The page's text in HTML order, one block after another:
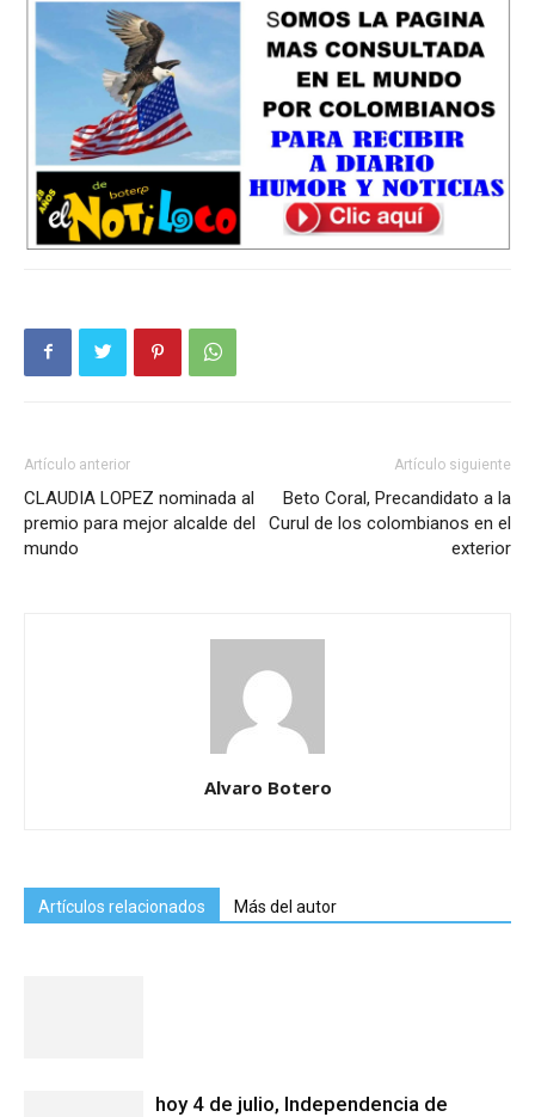
Artículo anterior
CLAUDIA LOPEZ nominada al
premio para mejor alcalde del
mundo
Artículo siguiente
Beto Coral, Precandidato a la
Curul de los colombianos en el
exterior
Alvaro Botero
Artículos relacionados Más del autor
hoy 4 de julio, Independencia de